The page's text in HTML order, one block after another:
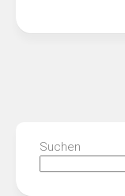
Suchen